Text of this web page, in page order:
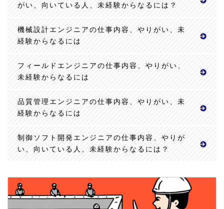
がい、向いている人、未経験からなるには？
機械設計エンジニアの仕事内容、やりがい、未
経験からなるには
フィールドエンジニアの仕事内容、やりがい、
未経験からなるには
品質管理エンジニアの仕事内容、やりがい、未
経験からなるには
制御ソフト開発エンジニアの仕事内容、やりが
い、向いている人、未経験からなるには？